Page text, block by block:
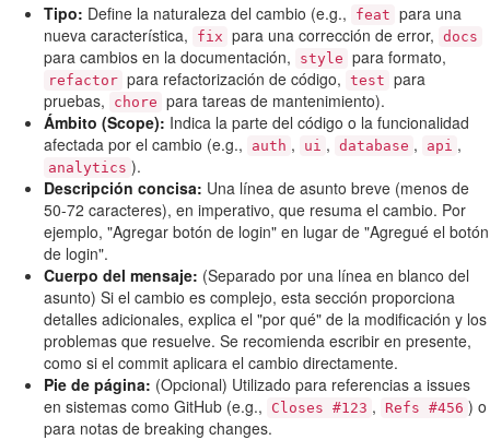
Tipo: Define la naturaleza del cambio (e.g., feat para una
nueva característica,
fix para una corrección de error, docs
para cambios en la documentación, style para formato,
refactor para refactorización de código, test para
pruebas,
chore para tareas de mantenimiento).
Ámbito (Scope): Indica la parte del código o la funcionalidad
afectada por el cambio (e.g.,
auth , ui , database , api ,
analytics ).
Descripción concisa: Una línea de asunto breve (menos de
50-72 caracteres), en imperativo, que resuma el cambio. Por
ejemplo, "Agregar botón de login" en lugar de "Agregué el botón
de login".
Cuerpo del mensaje: (Separado por una línea en blanco del
asunto) Si el cambio es complejo, esta sección proporciona
detalles adicionales, explica el "por qué" de la modificación y los
problemas que resuelve. Se recomienda escribir en presente,
como si el commit aplicara el cambio directamente.
Pie de página: (Opcional) Utilizado para referencias a issues
en sistemas como GitHub (e.g.,
Closes #123 , Refs #456 ) o
para notas de breaking changes.